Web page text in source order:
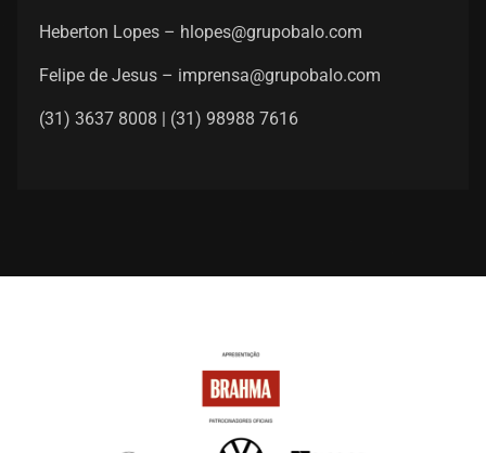
Heberton Lopes – hlopes@grupobalo.com
Felipe de Jesus – imprensa@grupobalo.com
(31) 3637 8008 | (31) 98988 7616